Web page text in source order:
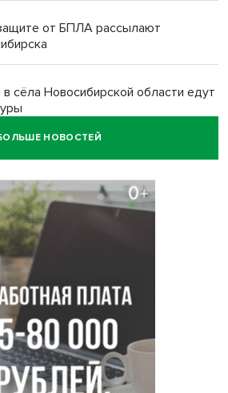
от БПЛА рассылают
сёла Новосибирской области едут
НОВОСТЕЙ